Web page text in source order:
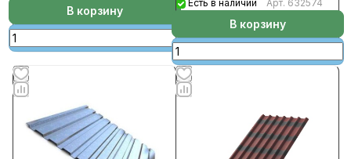
В корзину
Есть в наличии Арт. 632574
В корзину